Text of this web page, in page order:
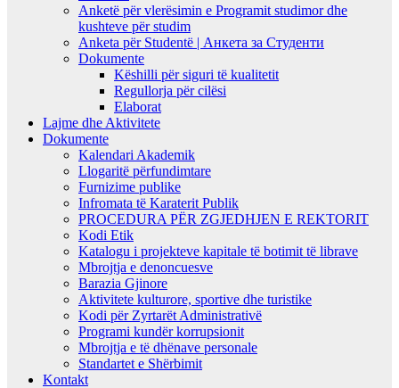
Anketë për vlerësimin e Programit studimor dhe
kushteve për studim
Anketa për Studentë | Анкета за Студенти
Dokumente
Këshilli për siguri të kualitetit
Regullorja për cilësi
Elaborat
Lajme dhe Aktivitete
Dokumente
Kalendari Akademik
Llogaritë përfundimtare
Furnizime publike
Infromata të Karaterit Publik
PROCEDURA PËR ZGJEDHJEN E REKTORIT
Kodi Etik
Katalogu i projekteve kapitale të botimit të librave
Mbrojtja e denoncuesve
Barazia Gjinore
Aktivitete kulturore, sportive dhe turistike
Kodi për Zyrtarët Administrativë
Programi kundër korrupsionit
Mbrojtja e të dhënave personale
Standartet e Shërbimit
Kontakt